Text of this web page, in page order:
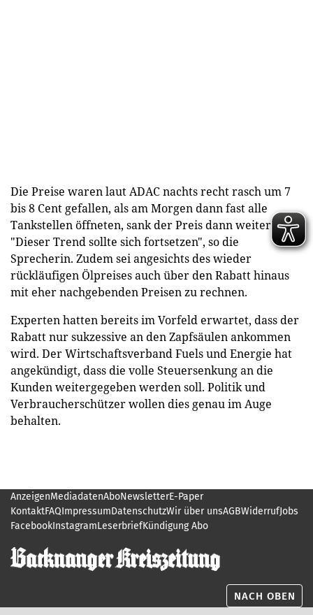
Die Preise waren laut ADAC nachts recht rasch um 7
bis 8 Cent gefallen, als am Morgen dann fast alle
Tankstellen öffneten, sank der Preis dann weiter.
"Dieser Trend sollte sich fortsetzen", so die
Sprecherin. Zudem sei angesichts des wieder
rückläufigen Ölpreises auch über den Rabatt hinaus
mit eher nachgebenden Preisen zu rechnen.
Experten hatten bereits im Vorfeld erwartet, dass der
Rabatt nur sukzessive an den Zapfsäulen ankommen
wird. Der Wirtschaftsverband Fuels und Energie hat
angekündigt, dass die volle Steuersenkung an die
Kunden weitergegeben werden soll. Politik und
Verbraucherschützer wollen dies genau im Auge
behalten.
AnzeigenMediadatenAboNewsletterE-Paper
KontaktFAQImpressumDatenschutzWir über unsAGBWiderrufJobs
FacebookInstagramLeserbriefKündigung Abo
NACH OBEN